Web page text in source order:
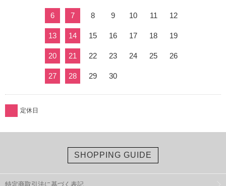
6 7 8 9 10 11 12
13 14 15 16 17 18 19
20 21 22 23 24 25 26
27 28 29 30
定休日
SHOPPING GUIDE
特定商取引法に基づく表記